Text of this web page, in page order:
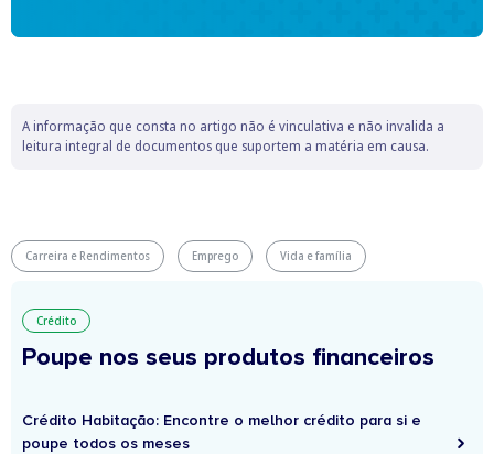
A informação que consta no artigo não é vinculativa e não invalida a
leitura integral de documentos que suportem a matéria em causa.
Carreira e Rendimentos Emprego Vida e família
Crédito
Poupe nos seus produtos financeiros
Crédito Habitação: Encontre o melhor crédito para si e
poupe todos os meses